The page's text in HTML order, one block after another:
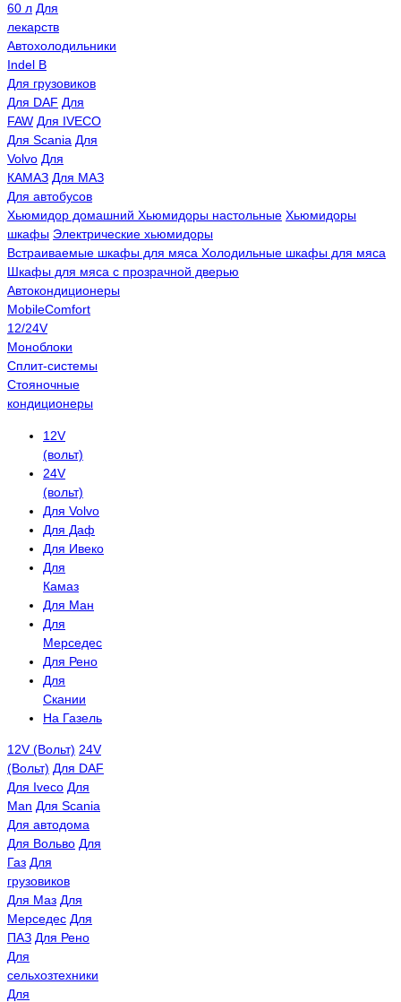
60 л Для
лекарств
Автохолодильники
Indel B
Для грузовиков
Для DAF Для
FAW Для IVECO
Для Scania Для
Volvo Для
КАМАЗ Для МАЗ
Для автобусов
Хьюмидор домашний Хьюмидоры настольные Хьюмидоры
шкафы Электрические хьюмидоры
Встраиваемые шкафы для мяса Холодильные шкафы для мяса
Шкафы для мяса с прозрачной дверью
Автокондиционеры
MobileComfort
12/24V
Моноблоки
Сплит-системы
Стояночные
кондиционеры
12V
(вольт)
24V
(вольт)
Для Volvo
Для Даф
Для Ивеко
Для
Камаз
Для Ман
Для
Мерседес
Для Рено
Для
Скании
На Газель
12V (Вольт) 24V
(Вольт) Для DAF
Для Iveco Для
Man Для Scania
Для автодома
Для Вольво Для
Газ Для
грузовиков
Для Маз Для
Мерседес Для
ПАЗ Для Рено
Для
сельхозтехники
Для